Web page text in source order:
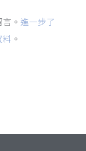
。 進一步了
料 。